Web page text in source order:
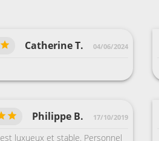
Catherine T. 04/06/2024
Philippe B. 17/10/2019
luxueux et stable. Personnel